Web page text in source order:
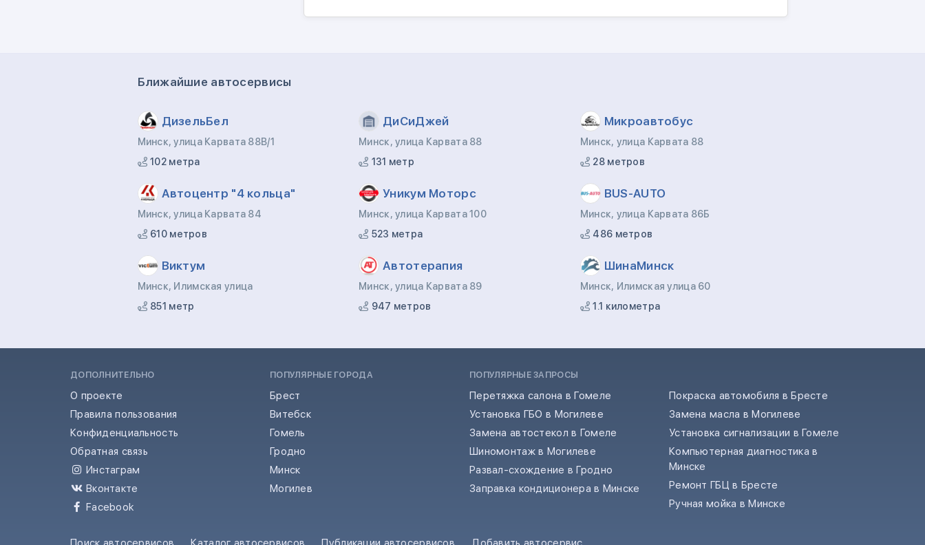
Ближайшие автосервисы
ДизельБел
Минск, улица Карвата 88В/1
102 метра
ДиСиДжей
Минск, улица Карвата 88
131 метр
Микроавтобус
Минск, улица Карвата 88
28 метров
Автоцентр "4 кольца"
Минск, улица Карвата 84
610 метров
Уникум Моторс
Минск, улица Карвата 100
523 метра
BUS-AUTO
Минск, улица Карвата 86Б
486 метров
Виктум
Минск, Илимская улица
851 метр
Автотерапия
Минск, улица Карвата 89
947 метров
ШинаМинск
Минск, Илимская улица 60
1.1 километра
ДОПОЛНИТЕЛЬНО
О проекте
Правила пользования
Конфиденциальность
Обратная связь
Инстаграм
Вконтакте
Facebook
ПОПУЛЯРНЫЕ ГОРОДА
Брест
Витебск
Гомель
Гродно
Минск
Могилев
ПОПУЛЯРНЫЕ ЗАПРОСЫ
Перетяжка салона в Гомеле
Установка ГБО в Могилеве
Замена автостекол в Гомеле
Шиномонтаж в Могилеве
Развал-схождение в Гродно
Заправка кондиционера в Минске
Покраска автомобиля в Бресте
Замена масла в Могилеве
Установка сигнализации в Гомеле
Компьютерная диагностика в
Минске
Ремонт ГБЦ в Бресте
Ручная мойка в Минске